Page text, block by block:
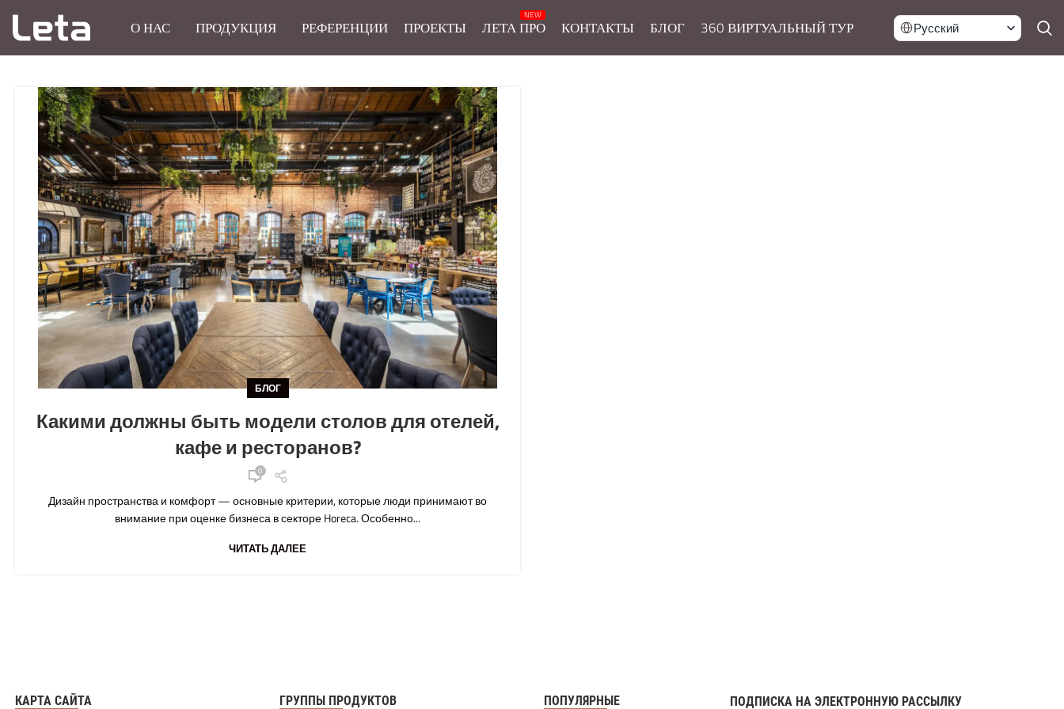
О НАС ПРОДУКЦИЯ РЕФЕРЕНЦИИ ПРОЕКТЫ ЛЕТА ПРО КОНТАКТЫ БЛОГ 360 ВИРТУАЛЬНЫЙ ТУР Русский
БЛОГ
Какими должны быть модели столов для отелей,
кафе и ресторанов?
0
Дизайн пространства и комфорт — основные критерии, которые люди принимают во
внимание при оценке бизнеса в секторе Horeca. Особенно...
ЧИТАТЬ ДАЛЕЕ
КАРТА САЙТА ГРУППЫ ПРОДУКТОВ ПОПУЛЯРНЫЕ ПОДПИСКА НА ЭЛЕКТРОННУЮ РАССЫЛКУ